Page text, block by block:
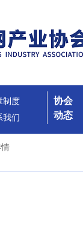
制度
我们
协会
动态